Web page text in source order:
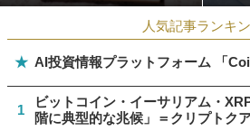
人気記事ランキ
★ AI投資情報プラットフォーム 「
1
ビットコイン・イーサリアム・
階に典型的な兆候」＝クリプトク